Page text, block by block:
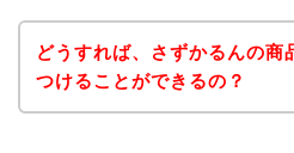
どうすれば、さずかるんの商
つけることができるの？